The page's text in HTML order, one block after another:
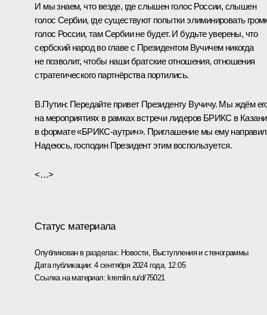
И мы знаем, что везде, где слышен голос России, слышен
голос Сербии, где существуют попытки элиминировать
голос России, там Сербии не будет. И будьте уверены, что
сербский народ во главе с Президентом Вучичем никогда
не позволит, чтобы наши братские отношения, отношения
стратегического партнёрства портились.
В.Путин: Передайте привет Президенту Вучичу. Мы ждём
на мероприятиях в рамках встречи лидеров БРИКС в
в формате «БРИКС-аутрич». Приглашение мы ему
Надеюсь, господин Президент этим воспользуется.
<…>
Статус материала
Опубликован в разделах: Новости, Выступления и стенограммы
Дата публикации:4 сентября 2024 года, 12:05
Ссылка на материал: kremlin.ru/d/75021